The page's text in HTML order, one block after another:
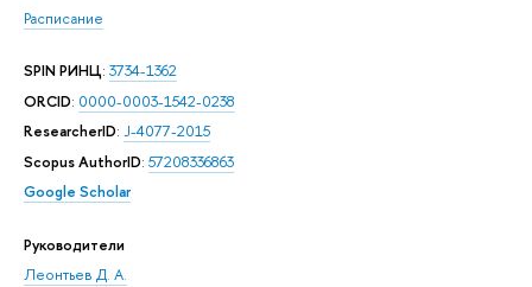
Расписание
SPIN РИНЦ: 3734-1362
ORCID: 0000-0003-1542-0238
ResearcherID: J-4077-2015
Scopus AuthorID: 57208336863
Google Scholar
Руководители
Леонтьев Д. А.